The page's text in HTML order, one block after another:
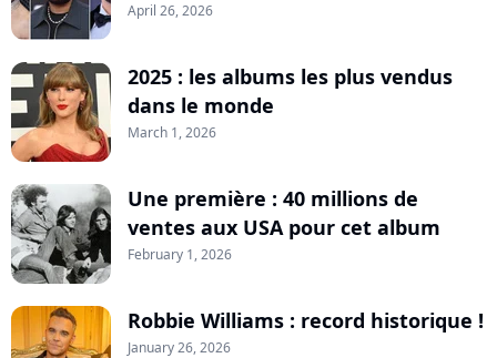
April 26, 2026
2025 : les albums les plus vendus
dans le monde
March 1, 2026
Une première : 40 millions de
ventes aux USA pour cet album
February 1, 2026
Robbie Williams : record historique !
January 26, 2026